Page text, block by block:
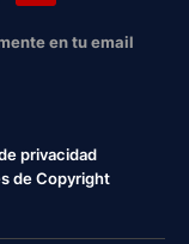
en tu email
privacidad
de Copyright